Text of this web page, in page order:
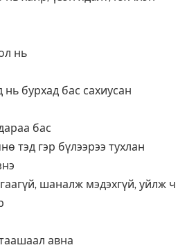
нь
нь бурхад бас сахиусан
бас
тэд гэр бүлээрээ тухлан
шаналж мэдэхгүй, уйлж ч
авна